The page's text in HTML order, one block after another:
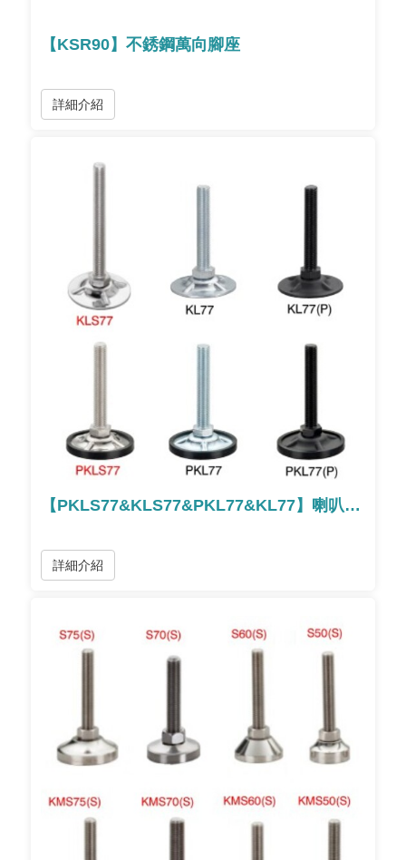
【KSR90】不銹鋼萬向腳座
詳細介紹
【PKLS77&KLS77&PKL77&KL77】喇叭型腳座
詳細介紹